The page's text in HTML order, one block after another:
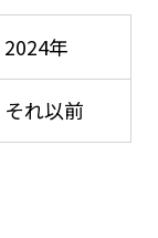
2024年
それ以前